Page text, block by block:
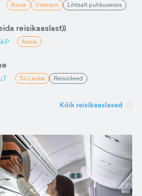
Aasia Vietnam Lihtsalt puhkusereis
reisikaaslast))
Aasia
Sri Lanka Reisiideed
Kõik reisikaaslased